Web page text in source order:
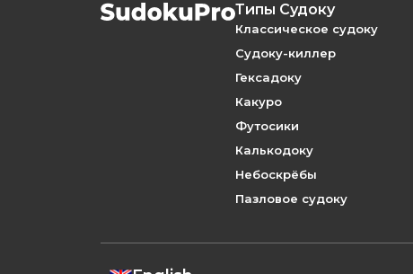
Типы Судоку
Классическое судоку
Судоку-киллер
Гексадоку
Какуро
Футосики
Калькодоку
Небоскрёбы
Пазловое судоку